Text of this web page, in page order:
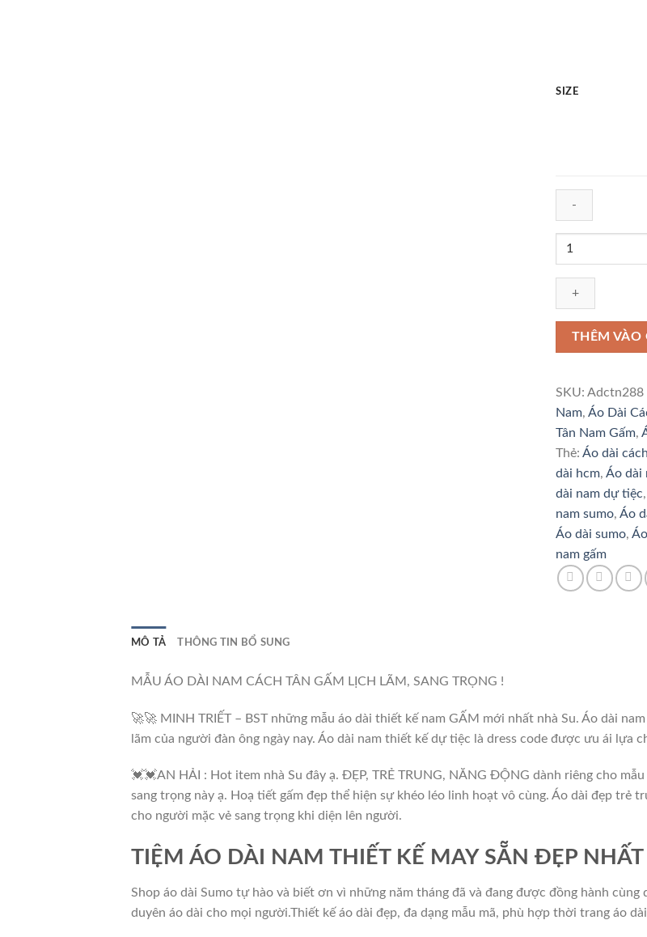
SIZE
Áo
Cách
Tân
Thiết
Kế
VIỆT
NHẬT
số
lượng
THÊM VÀO
SKU: Adctn288
Nam, Áo Dài
Tân Nam Gấm,
Thẻ: Áo dài
dài hcm, Áo dài
dài nam dự tiệc,
nam sumo, Áo
Áo dài sumo,
nam gấm
MÔ TẢ THÔNG TIN BỔ SUNG
MẪU ÁO DÀI NAM CÁCH TÂN GẤM LỊCH LÃM, SANG TRỌNG !
🚀🚀 MINH TRIẾT – BST những mẫu áo dài thiết kế nam GẤM mới nhất nhà Su. Áo dài
lãm của người đàn ông ngày nay. Áo dài nam thiết kế dự tiệc là dress code được ưu ái lựa
💓💓AN HẢI : Hot item nhà Su đây ạ. ĐẸP, TRẺ TRUNG, NĂNG ĐỘNG dành riêng cho
sang trọng này ạ. Hoạ tiết gấm đẹp thể hiện sự khéo léo linh hoạt vô cùng. Áo dài đẹp trẻ
cho người mặc vẻ sang trọng khi diện lên người.
TIỆM ÁO DÀI NAM THIẾT KẾ MAY SẴN ĐẸP NHẤT
Shop áo dài Sumo tự hào và biết ơn vì những năm tháng đã và đang được đồng hành
duyên áo dài cho mọi người.Thiết kế áo dài đẹp, đa dạng mẫu mã, phù hợp thời trang áo